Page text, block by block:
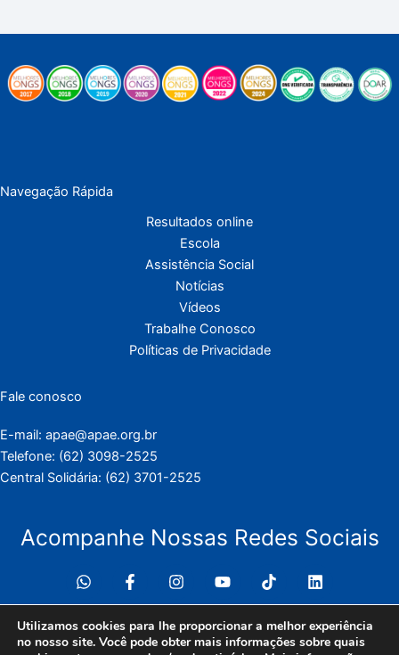
Navegação Rápida
Resultados online
Escola
Assistência Social
Notícias
Vídeos
Trabalhe Conosco
Políticas de Privacidade
Fale conosco
E-mail: apae@apae.org.br
Telefone: (62) 3098-2525
Central Solidária: (62) 3701-2525
Acompanhe Nossas Redes Sociais
Utilizamos cookies para lhe proporcionar a melhor experiência
no nosso site. Você pode obter mais informações sobre quais